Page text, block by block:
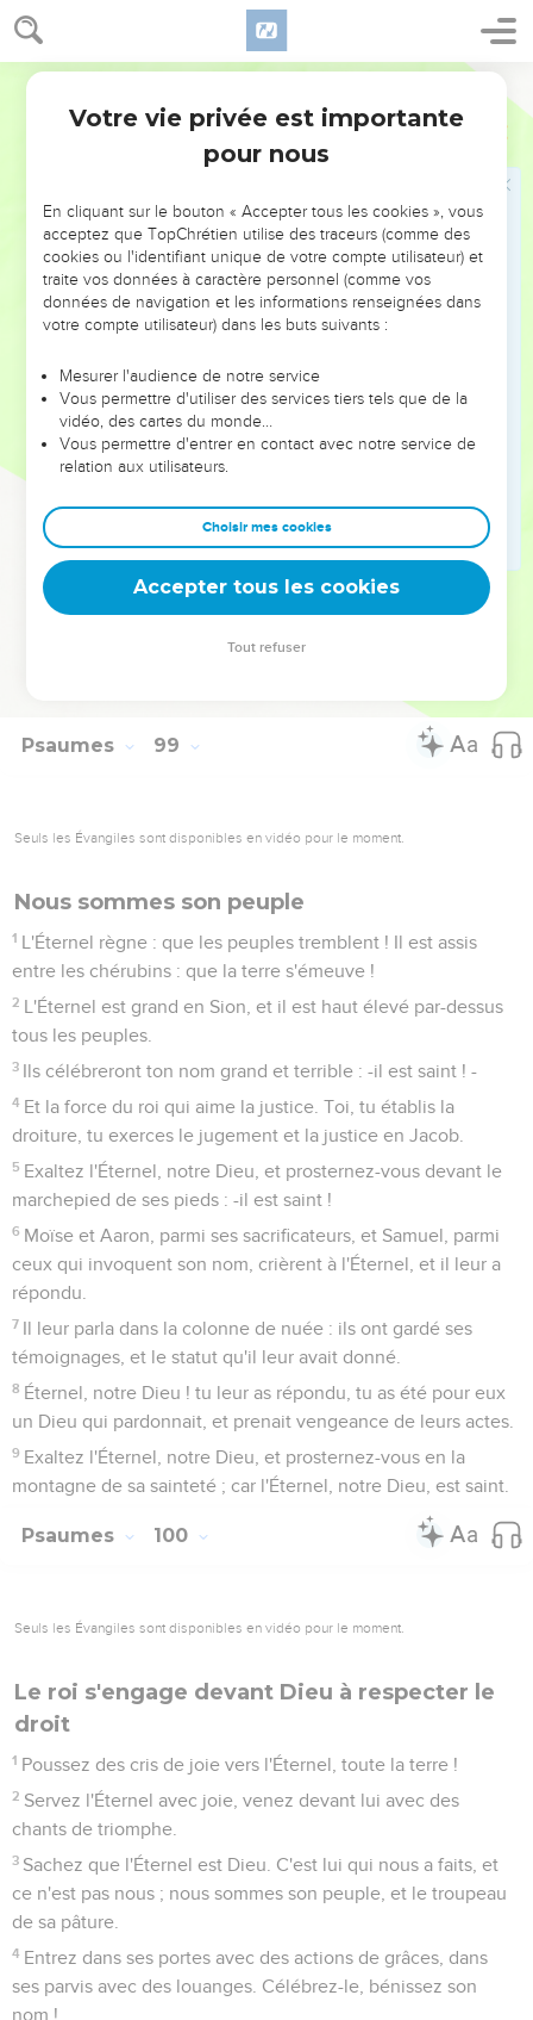
Psaumes 98
Le Seigneur est roi, il est l'unique vrai Dieu
1 Chantez à l'Éternel un cantique nouveau ! Car il a fait des
choses merveilleuses : sa droite et le bras de sa sainteté l'ont
délivré.
L'Éternel a fait connaître son salut, il a révélé sa justice aux
Il s'est souvenu de sa bonté et de sa fidélité envers la
maison d'Israël ; tous les bouts de la terre ont vu le salut de
notre Dieu.
Poussez des cris de joie vers l'Éternel, toute la terre ;
psalmodiez !
Chantez les louanges de l'Éternel avec la harpe, avec la
harpe et une voix de cantique !
Avec des trompettes et le son du cor, poussez des cris de
joie devant le Roi, l'Éternel !
Que la mer bruie, et tout ce qui la remplit, le monde et
ceux qui y habitent !
Que les fleuves battent des mains, que les montagnes
Psaumes 99
Seuls les Évangiles sont disponibles en vidéo pour le moment.
Nous sommes son peuple
1 L'Éternel règne : que les peuples tremblent ! Il est assis
entre les chérubins : que la terre s'émeuve !
2 L'Éternel est grand en Sion, et il est haut élevé par-dessus
tous les peuples.
3 Ils célébreront ton nom grand et terrible : -il est saint ! -
4 Et la force du roi qui aime la justice. Toi, tu établis la
droiture, tu exerces le jugement et la justice en Jacob.
5 Exaltez l'Éternel, notre Dieu, et prosternez-vous devant le
marchepied de ses pieds : -il est saint !
6 Moïse et Aaron, parmi ses sacrificateurs, et Samuel, parmi
ceux qui invoquent son nom, crièrent à l'Éternel, et il leur a
répondu.
7 Il leur parla dans la colonne de nuée : ils ont gardé ses
témoignages, et le statut qu'il leur avait donné.
8 Éternel, notre Dieu ! tu leur as répondu, tu as été pour eux
un Dieu qui pardonnait, et prenait vengeance de leurs actes.
9 Exaltez l'Éternel, notre Dieu, et prosternez-vous en la
montagne de sa sainteté ; car l'Éternel, notre Dieu, est saint.
Psaumes 100
Seuls les Évangiles sont disponibles en vidéo pour le moment.
Le roi s'engage devant Dieu à respecter le
droit
1 Poussez des cris de joie vers l'Éternel, toute la terre !
2 Servez l'Éternel avec joie, venez devant lui avec des
chants de triomphe.
3 Sachez que l'Éternel est Dieu. C'est lui qui nous a faits, et
ce n'est pas nous ; nous sommes son peuple, et le troupeau
de sa pâture.
4 Entrez dans ses portes avec des actions de grâces, dans
ses parvis avec des louanges. Célébrez-le, bénissez son
nom !
Votre vie privée est importante
pour nous
En cliquant sur le bouton « Accepter tous les cookies », vous
acceptez que TopChrétien utilise des traceurs (comme des
cookies ou l'identifiant unique de votre compte utilisateur) et
traite vos données à caractère personnel (comme vos
données de navigation et les informations renseignées dans
votre compte utilisateur) dans les buts suivants :
Mesurer l'audience de notre service
Vous permettre d'utiliser des services tiers tels que de la
vidéo, des cartes du monde…
Vous permettre d'entrer en contact avec notre service de
relation aux utilisateurs.
Choisir mes cookies
Accepter tous les cookies
Tout refuser